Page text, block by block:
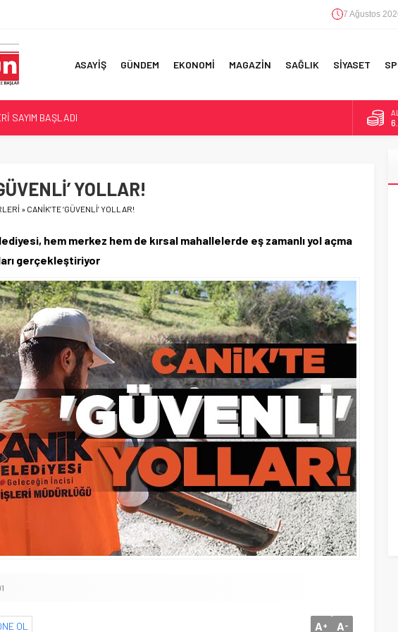
7 Ağustos
ASAYİŞ GÜNDEM EKONOMİ MAGAZİN SAĞLIK SİYASET
SAYIM BAŞLADI
HEDEF 5’İNCİLİK!
FINDIK FİYATI!
SEÇERKEN YAPILAN EN BÜYÜK HATALAR
YOLLAR!
» CANİK’TE ‘GÜVENLİ’ YOLLAR!
hem merkez hem de kırsal mahallelerde eş zamanlı yol açma
gerçekleştiriyor
OL A+ A-